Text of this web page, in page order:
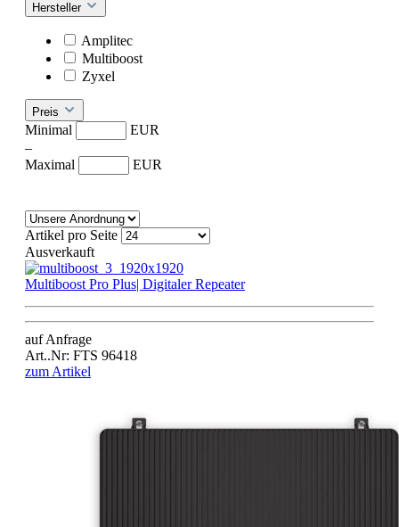
Hersteller
Amplitec
Multiboost
Zyxel
Preis
Minimal
EUR
–
Maximal
EUR
Artikel pro Seite
Ausverkauft
Multiboost Pro Plus| Digitaler Repeater
auf Anfrage
Art..Nr: FTS 96418
zum Artikel